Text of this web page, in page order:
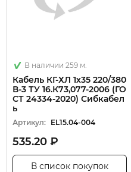
В наличии 259 м.
Кабель КГ-ХЛ 1х35 220/380
В-3 ТУ 16.К73,077-2006 (ГО
СТ 24334-2020) Сибкабел
ь
Артикул: EL15.04-004
535.20 ₽
В список покупок